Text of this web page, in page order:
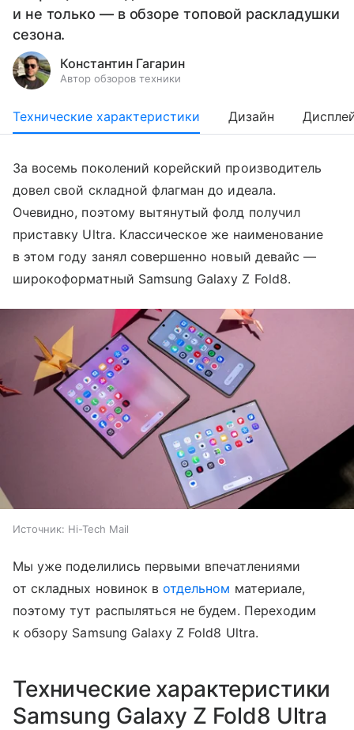
и не только — в обзоре топовой раскладушки
сезона.
Константин Гагарин
Автор обзоров техники
Технические характеристики Дизайн
За восемь поколений корейский производитель
довел свой складной флагман до идеала.
Очевидно, поэтому вытянутый фолд получил
приставку Ultra. Классическое же наименование
в этом году занял совершенно новый девайс —
широкоформатный Samsung Galaxy Z Fold8.
Источник: Hi-Tech Mail
Мы уже поделились первыми впечатлениями
от складных новинок вотдельном материале,
поэтому тут распыляться не будем. Переходим
к обзору Samsung Galaxy Z Fold8 Ultra.
Технические характеристики
Samsung Galaxy Z Fold8 Ultra